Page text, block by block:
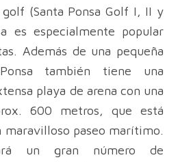
(Santa Ponsa Golf I, II y
es especialmente popular
Además de una pequeña
también tiene una
playa de arena con una
600 metros, que está
maravilloso paseo marítimo.
un gran número de